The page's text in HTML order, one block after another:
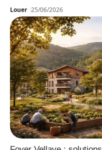
Louer 25/06/2026